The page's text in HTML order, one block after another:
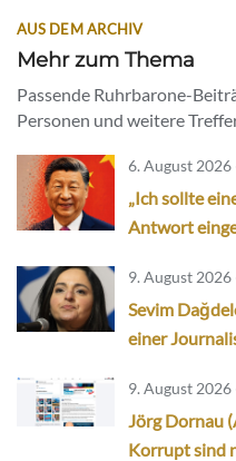
AUS DEM ARCHIV
Mehr zum Thema
Passende Ruhrbarone-
Personen und weitere
6. August 2026
„Ich sollte
Antwort
9. August 2026
Sevim
einer
9. August 2026
Jörg Dornau
Korrupt sind